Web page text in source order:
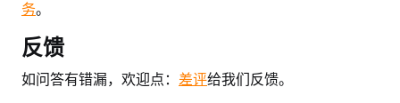
务。
反馈
如问答有错漏，欢迎点： 差评给我们反馈。